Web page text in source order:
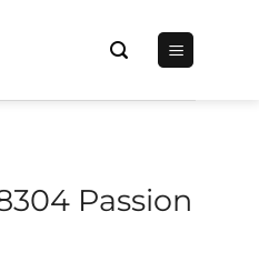
Passion